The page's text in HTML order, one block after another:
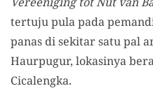
tertuju pula pada
panas di sekitar satu pal
Haurpugur, lokasinya
Cicalengka.